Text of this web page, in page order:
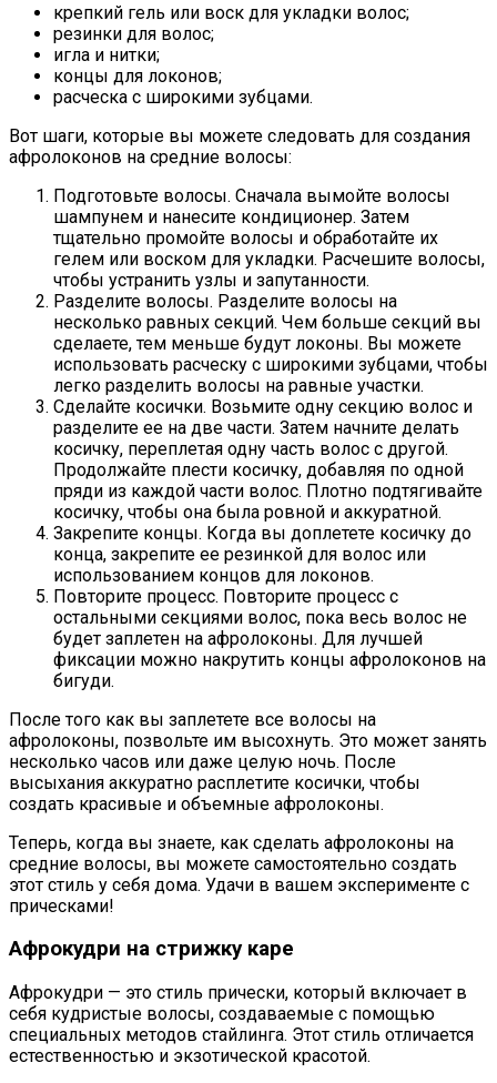
крепкий гель или воск для укладки волос;
резинки для волос;
игла и нитки;
концы для локонов;
расческа с широкими зубцами.
Вот шаги, которые вы можете следовать для создания
афролоконов на средние волосы:
Подготовьте волосы. Сначала вымойте волосы
шампунем и нанесите кондиционер. Затем
тщательно промойте волосы и обработайте их
гелем или воском для укладки. Расчешите волосы,
чтобы устранить узлы и запутанности.
Разделите волосы. Разделите волосы на
несколько равных секций. Чем больше секций вы
сделаете, тем меньше будут локоны. Вы можете
использовать расческу с широкими зубцами, чтобы
легко разделить волосы на равные участки.
Сделайте косички. Возьмите одну секцию волос и
разделите ее на две части. Затем начните делать
косичку, переплетая одну часть волос с другой.
Продолжайте плести косичку, добавляя по одной
пряди из каждой части волос. Плотно подтягивайте
косичку, чтобы она была ровной и аккуратной.
Закрепите концы. Когда вы доплетете косичку до
конца, закрепите ее резинкой для волос или
использованием концов для локонов.
Повторите процесс. Повторите процесс с
остальными секциями волос, пока весь волос не
будет заплетен на афролоконы. Для лучшей
фиксации можно накрутить концы афролоконов на
бигуди.
После того как вы заплетете все волосы на
афролоконы, позвольте им высохнуть. Это может занять
несколько часов или даже целую ночь. После
высыхания аккуратно расплетите косички, чтобы
создать красивые и объемные афролоконы.
Теперь, когда вы знаете, как сделать афролоконы на
средние волосы, вы можете самостоятельно создать
этот стиль у себя дома. Удачи в вашем эксперименте с
прическами!
Афрокудри на стрижку каре
Афрокудри — это стиль прически, который включает в
себя кудристые волосы, создаваемые с помощью
специальных методов стайлинга. Этот стиль отличается
естественностью и экзотической красотой.